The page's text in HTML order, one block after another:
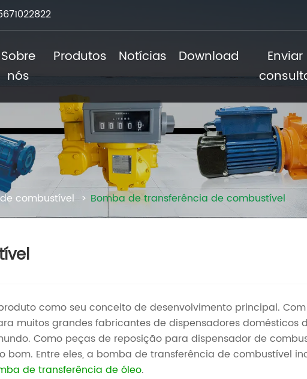
Sobre
nós
Produtos Notícias Download
Enviar
combustível Bomba de transferência de combustível
como seu conceito de desenvolvimento principal.
muitos grandes fabricantes de dispensadores domésticos
Como peças de reposição para dispensador de
Entre eles, a bomba de transferência de combustível
de transferência de óleo.